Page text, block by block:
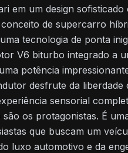
em um design
de supercarro
tecnologia de ponta
V6 biturbo integrado a
potência
desfrute da liberdade
sensorial
os protagonistas. É
que buscam um
luxo automotivo e da